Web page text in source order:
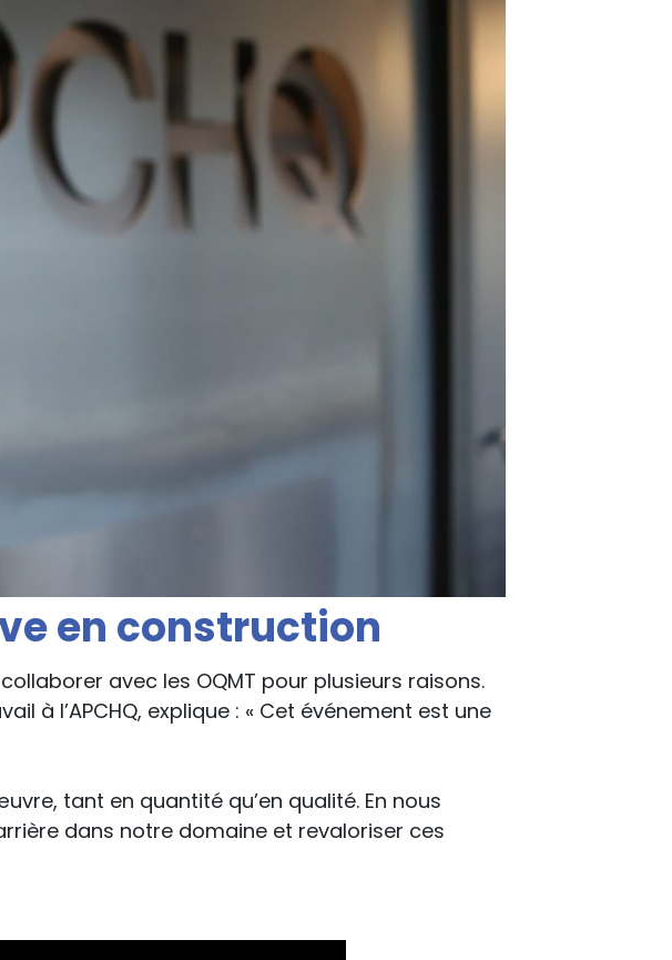
en construction
avec les OQMT pour plusieurs raisons.
à l’APCHQ, explique : « Cet événement est une
tant en quantité qu’en qualité. En nous
dans notre domaine et revaloriser ces